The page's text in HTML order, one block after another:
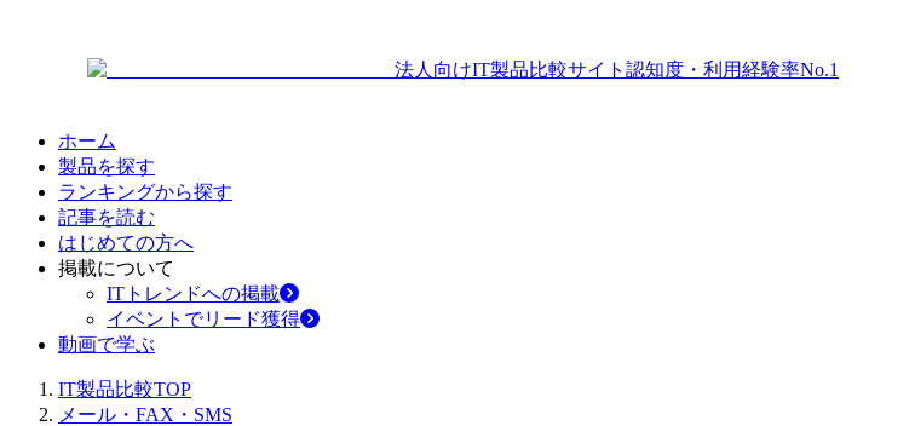
法人向けIT製品比較サイト 認知度・利用経験率No.1
ホーム
製品を探す
ランキングから探す
記事を読む
はじめての方へ
掲載について
ITトレンドへの掲載
イベントでリード獲得
動画で学ぶ
IT製品比較TOP
メール・FAX・SMS